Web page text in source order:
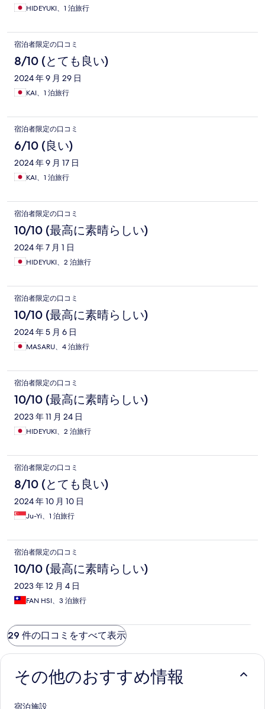
HIDEYUKI、1 泊旅行
宿泊者限定の口コミ
8/10 (とても良い)
2024 年 9 月 29 日
KAI、1 泊旅行
宿泊者限定の口コミ
6/10 (良い)
2024 年 9 月 17 日
KAI、1 泊旅行
宿泊者限定の口コミ
10/10 (最高に素晴らしい)
2024 年 7 月 1 日
HIDEYUKI、2 泊旅行
宿泊者限定の口コミ
10/10 (最高に素晴らしい)
2024 年 5 月 6 日
MASARU、4 泊旅行
宿泊者限定の口コミ
10/10 (最高に素晴らしい)
2023 年 11 月 24 日
HIDEYUKI、2 泊旅行
宿泊者限定の口コミ
8/10 (とても良い)
2024 年 10 月 10 日
Ju-Yi、1 泊旅行
宿泊者限定の口コミ
10/10 (最高に素晴らしい)
2023 年 12 月 4 日
FAN HSI、3 泊旅行
29 件の口コミをすべて表示
その他のおすすめ情報
宿泊施設